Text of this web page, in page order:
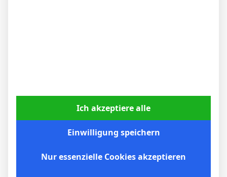
Ich akzeptiere alle
Einwilligung speichern
Nur essenzielle Cookies akzeptieren